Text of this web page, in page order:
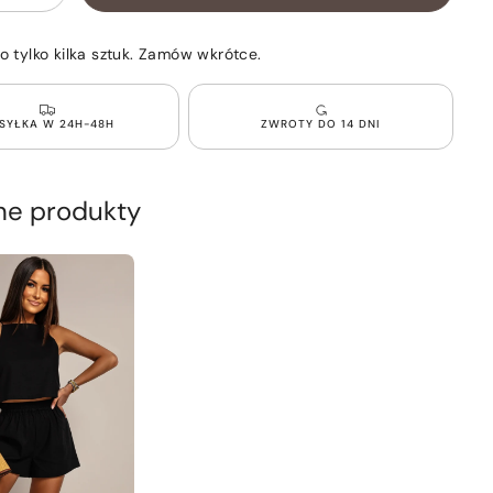
ilość
Top
z
Bawełny
tylko kilka sztuk. Zamów wkrótce.
W 24H-48H ZWROTY DO 14 DNI
produkty